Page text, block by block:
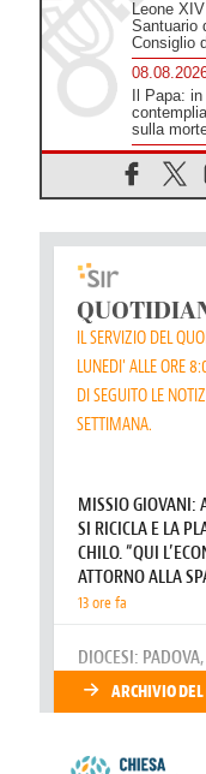
Leone
Santuario
Consiglio
Il Papa: in
sulla
dell'8
Spin
nei
identifica
SIGNIS
servizio
08.08.2026
Arabia
stringono
militare in